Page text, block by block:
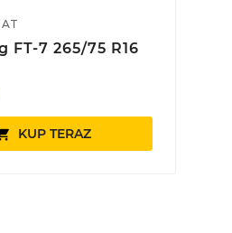
FT-7 265/75 R16
KUP TERAZ